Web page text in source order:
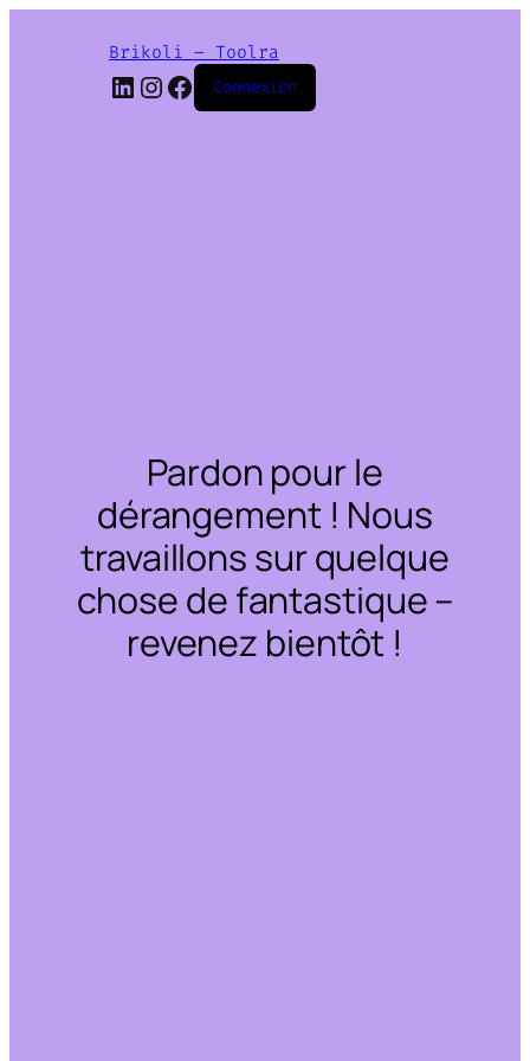
Brikoli – Toolra
LinkedIn
Instagram
Facebook
Connexion
Pardon pour le
dérangement ! Nous
travaillons sur quelque
chose de fantastique –
revenez bientôt !